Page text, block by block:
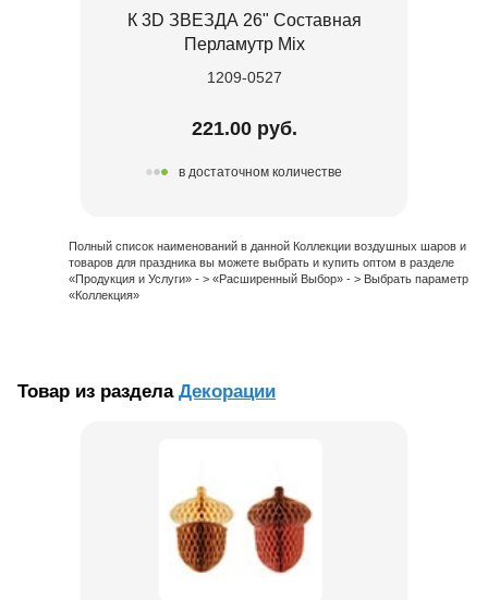
К 3D ЗВЕЗДА 26" Составная
Перламутр Mix
1209-0527
221.00 руб.
в достаточном количестве
Полный список наименований в данной Коллекции воздушных шаров и
товаров для праздника вы можете выбрать и купить оптом в разделе
«Продукция и Услуги» - > «Расширенный Выбор» - > Выбрать параметр
«Коллекция»
Товар из раздела Декорации